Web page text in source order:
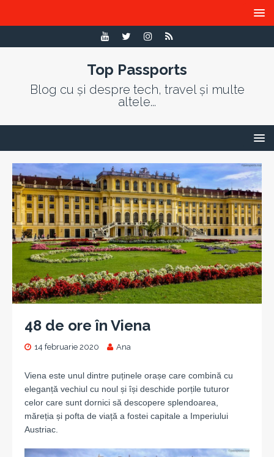
Top Passports
Blog cu și despre tech, travel și multe
altele...
48 de ore în Viena
14 februarie 2020 Ana
Viena este unul dintre puținele orașe care combină cu
eleganță vechiul cu noul și își deschide porțile tuturor
celor care sunt dornici să descopere splendoarea,
măreția și pofta de viață a fostei capitale a Imperiului
Austriac.